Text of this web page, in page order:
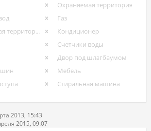
Охраняемая территория
Газ
Огороженная территория
Кондиционер
Счетчики воды
Двор под шлагбаумом
Мебель
Стиральная машина
2013, 15:43
2015, 09:07